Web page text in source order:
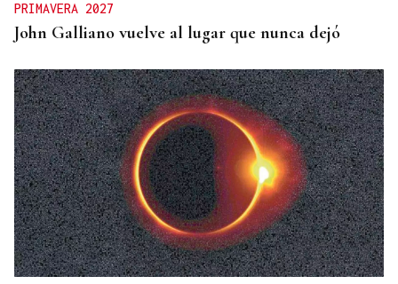
PRIMAVERA 2027
John Galliano vuelve al lugar que nunca dejó